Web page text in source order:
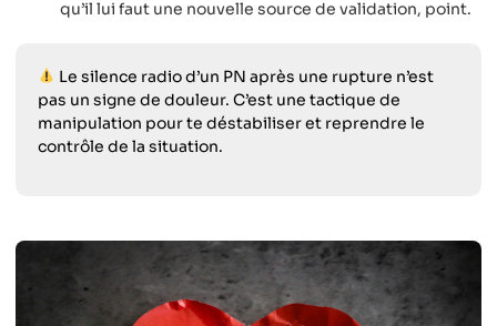
qu’il lui faut une nouvelle source de validation, point.
Le silence radio d’un PN après une rupture n’est
pas un signe de douleur. C’est une tactique de
manipulation pour te déstabiliser et reprendre le
contrôle de la situation.